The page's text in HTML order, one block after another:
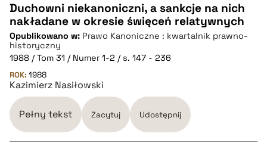
CZYSTY TEKST
pobierz cytat
BIBTEX
pobierz cytat
Duchowni niekanoniczni, a sankcje na nich
nakładane w okresie święceń relatywnych
Opublikowano w: Prawo Kanoniczne : kwartalnik prawno-
historyczny
1988 / Tom 31 / Numer 1-2 / s. 147 - 236
ROK: 1988
Kazimierz Nasiłowski
Pełny tekst Zacytuj Udostępnij